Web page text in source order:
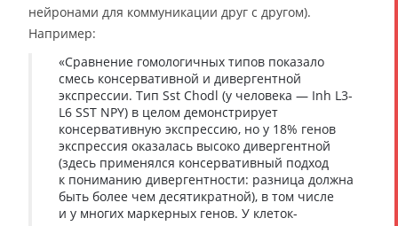
нейронами для коммуникации друг с другом).
Например:
«Сравнение гомологичных типов показало
смесь консервативной и дивергентной
экспрессии. Тип Sst Chodl (у человека — Inh L3-
L6 SST NPY) в целом демонстрирует
консервативную экспрессию, но у 18% генов
экспрессия оказалась высоко дивергентной
(здесь применялся консервативный подход
к пониманию дивергентности: разница должна
быть более чем десятикратной), в том числе
и у многих маркерных генов. У клеток-